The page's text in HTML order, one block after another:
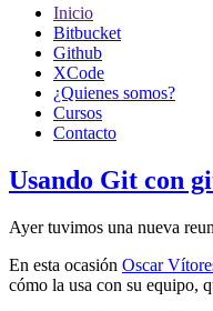
Inicio
Bitbucket
Github
XCode
¿Quienes somos?
Cursos
Contacto
Usando Git con
Ayer tuvimos una nueva
En esta ocasión Oscar
cómo la usa con su equipo,